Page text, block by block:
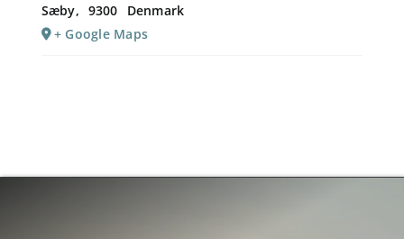
Sæby, 9300
Denmark
+ Google Maps